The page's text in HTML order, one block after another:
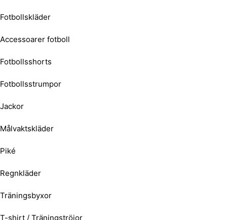
Fotbollskläder
Accessoarer fotboll
Fotbollsshorts
Fotbollsstrumpor
Jackor
Målvaktskläder
Piké
Regnkläder
Träningsbyxor
T-shirt / Träningströjor